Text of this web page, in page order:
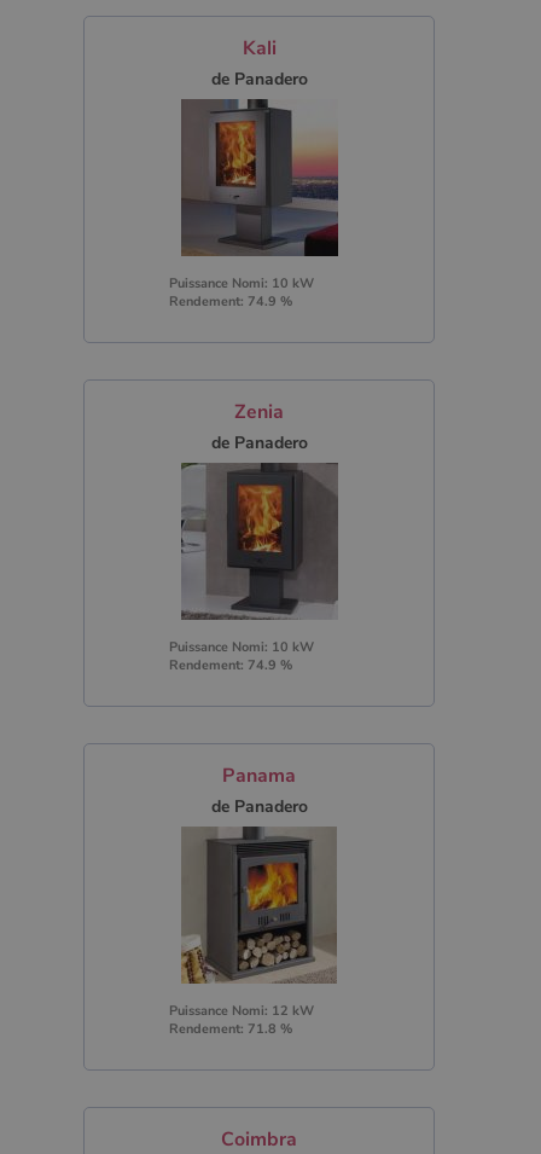
Kali
de Panadero
Puissance Nomi: 10 kW
Rendement: 74.9 %
Zenia
de Panadero
Puissance Nomi: 10 kW
Rendement: 74.9 %
Panama
de Panadero
Puissance Nomi: 12 kW
Rendement: 71.8 %
Coimbra